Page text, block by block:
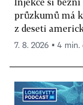
průzkumů má
z deseti
7. 8. 2026 ▪ 4 min.